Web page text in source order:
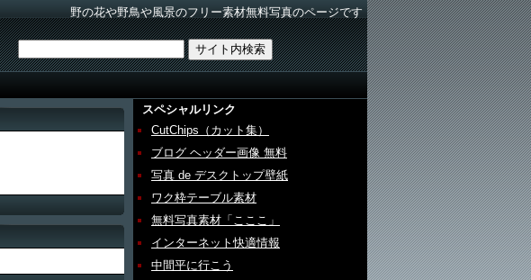
野の花や野鳥や風景のフリー素材無料写真のページです
スペシャルリンク
CutChips（カット集）
ブログ ヘッダー画像 無料
写真 de デスクトップ壁紙
ワク枠テーブル素材
無料写真素材「こここ」
インターネット快適情報
中間平に行こう